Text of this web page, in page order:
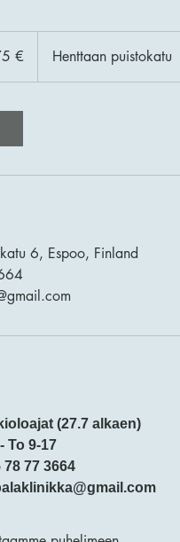
€ Henttaan puistokatu
6, Espoo, Finland
(27.7 alkaen)
To 9-17
78 77 3664